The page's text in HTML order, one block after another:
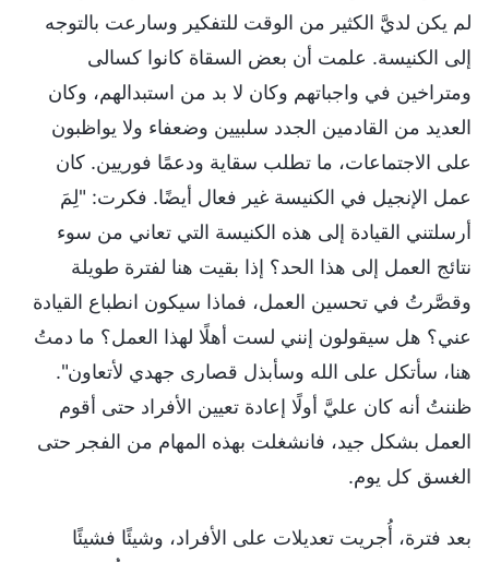
لم يكن لديَّ الكثير من الوقت للتفكير وسارعت بالتوجه
إلى الكنيسة. علمت أن بعض السقاة كانوا كسالى
ومتراخين في واجباتهم وكان لا بد من استبدالهم، وكان
العديد من القادمين الجدد سلبيين وضعفاء ولا يواظبون
على الاجتماعات، ما تطلب سقاية ودعمًا فوريين. كان
عمل الإنجيل في الكنيسة غير فعال أيضًا. فكرت: "لِمَ
أرسلتني القيادة إلى هذه الكنيسة التي تعاني من سوء
نتائج العمل إلى هذا الحد؟ إذا بقيت هنا لفترة طويلة
وقصَّرتُ في تحسين العمل، فماذا سيكون انطباع القيادة
عني؟ هل سيقولون إنني لست أهلًا لهذا العمل؟ ما دمتُ
هنا، سأتكل على الله وسأبذل قصارى جهدي لأتعاون".
ظننتُ أنه كان عليَّ أولًا إعادة تعيين الأفراد حتى أقوم
العمل بشكل جيد، فانشغلت بهذه المهام من الفجر حتى
الغسق كل يوم.
بعد فترة، أُجريت تعديلات على الأفراد، وشيئًا فشيئًا